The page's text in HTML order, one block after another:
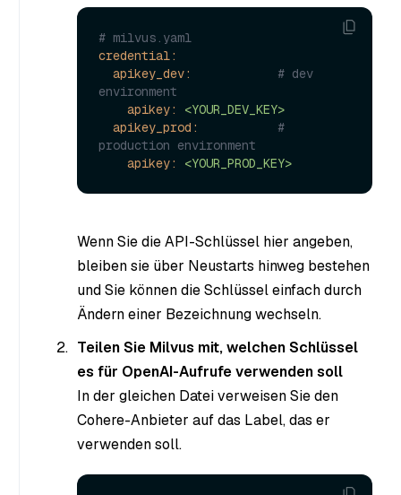
# milvus.yaml
credential:
apikey_dev:
# dev
environment
apikey:
<YOUR_DEV_KEY>
apikey_prod:
#
production environment
apikey:
<YOUR_PROD_KEY>
Wenn Sie die API-Schlüssel hier angeben,
bleiben sie über Neustarts hinweg bestehen
und Sie können die Schlüssel einfach durch
Ändern einer Bezeichnung wechseln.
Teilen Sie Milvus mit, welchen Schlüssel
es für OpenAI-Aufrufe verwenden soll
In der gleichen Datei verweisen Sie den
Cohere-Anbieter auf das Label, das er
verwenden soll.